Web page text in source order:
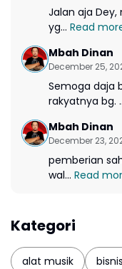
Jalan aja
yg... Read
Mbah Dinan
December 25,
Semoga daja
rakyatnya bg.
Mbah Dinan
December 23,
pemberian
wal... Read
Kategori
alat musik